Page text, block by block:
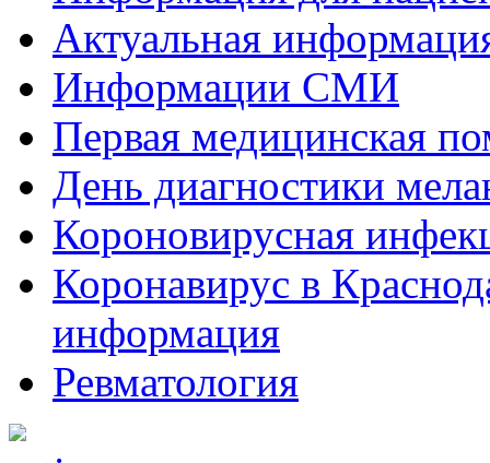
Актуальная
Информации СМИ
Первая медицинская
День диагностики
Короновирусная
Коронавирус в
информация
Ревматология